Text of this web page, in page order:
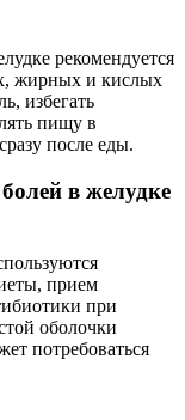
рекомендуется
жирных и кислых
избегать
пищу в
после еды.
в желудке
прием
при
оболочки
потребоваться